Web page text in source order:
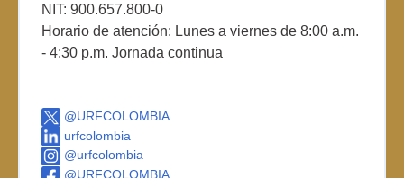
NIT: 900.657.800-0
Horario de atención: Lunes a viernes de 8:00 a.m.
- 4:30 p.m. Jornada continua
@URFCOLOMBIA
urfcolombia
@urfcolombia
@URFCOLOMBIA